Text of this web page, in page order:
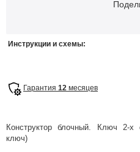
Инструкции и схемы:
Гарантия 12 месяцев
Конструктор блочный. Ключ 2-х
ключ)